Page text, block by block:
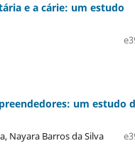
e a cárie: um estudo
um estudo
Nayara Barros da Silva